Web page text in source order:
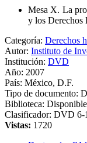
Mesa X. La
y los Derechos
Categoría: Derechos
Autor: Instituto de
Institución: DVD
Año: 2007
País: México, D.F.
Tipo de documento:
Biblioteca:
Clasificador: DVD 6-
Vistas: 1720